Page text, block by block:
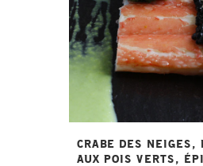
CRABE DES NEIGES,
AUX POIS VERTS,